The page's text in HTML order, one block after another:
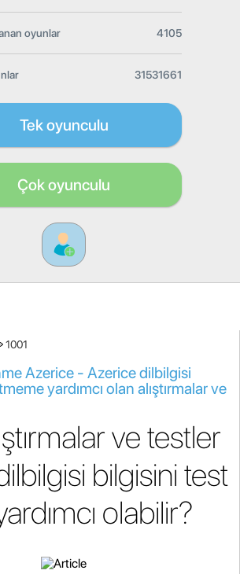
oyunlar 4105
31531661
Tek oyunculu
Çok oyunculu
1001
Azerice - Azerice dilbilgisi
yardımcı olan alıştırmalar ve
ve testler
bilgisini test
olabilir?